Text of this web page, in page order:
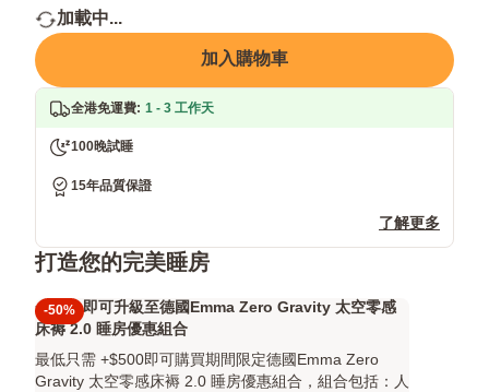
身
壓
力
點
身
形
支
撐
全
面
加載中...
加入購物車
全港免運費: 1 - 3 工作天
100晚試睡
15年品質保證
了解更多
打造您的完美睡房
-50%
+$500 即可升級至德國Emma Zero Gravity 太空零感
床褥 2.0 睡房優惠組合
最低只需 +$500即可購買期間限定德國Emma Zero
Gravity 太空零感床褥 2.0 睡房優惠組合，組合包括：人